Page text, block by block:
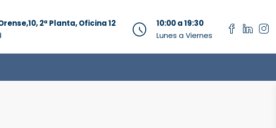
2ª Planta, Oficina 12
10:00 a 19:30
Lunes a Viernes